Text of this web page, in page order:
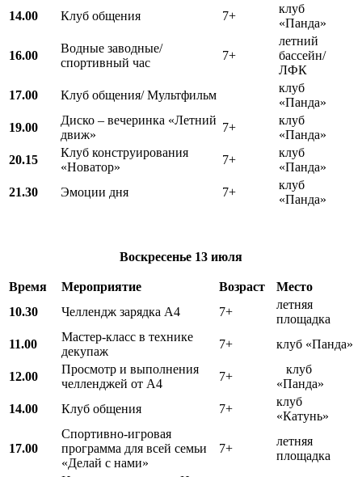
14.00
Клуб общения 7+
клуб
«Панда»
16.00
Водные заводные/
спортивный час
7+
летний
бассейн/
ЛФК
17.00
Клуб общения/ Мультфильм
клуб
«Панда»
19.00
Диско – вечеринка «Летний
движ»
7+
клуб
«Панда»
20.15
Клуб конструирования
«Новатор»
7+
клуб
«Панда»
21.30
Эмоции дня 7+
клуб
«Панда»
Воскресенье 13 июля
Время Мероприятие Возраст
Место
10.30
Челлендж зарядка А4 7+
летняя
площадка
11.00
Мастер-класс в технике
декупаж
7+ клуб «Панда»
12.00
Просмотр и выполнения
челленджей от А4
7+
клуб
«Панда»
14.00
Клуб общения 7+
клуб
«Катунь»
17.00
Спортивно-игровая
программа для всей семьи
«Делай с нами»
7+
летняя
площадка